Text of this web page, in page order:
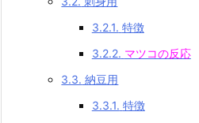
3.2.1. 特徴
3.2.2. マツコの反応
3.3. 納豆用
3.3.1. 特徴